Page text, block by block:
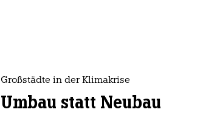
Großstädte in der Klimakrise
Umbau statt Neubau